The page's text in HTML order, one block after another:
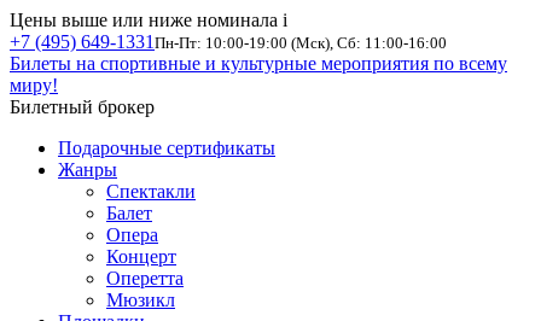
Цены выше или ниже номинала i
+7 (495) 649-1331 Пн-Пт: 10:00-19:00 (Мск), Сб: 11:00-16:00
Билеты на спортивные и культурные мероприятия по всему
миру!
Билетный брокер
Подарочные сертификаты
Жанры
Спектакли
Балет
Опера
Концерт
Оперетта
Мюзикл